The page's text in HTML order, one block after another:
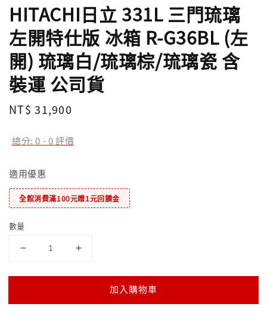
HITACHI日立 331L 三門琉璃
左開特仕版 冰箱 R-G36BL (左
開) 琉璃白/琉璃棕/琉璃瓷 含
裝運 公司貨
Regular
NT$ 31,900
總分:0 -0評價
適用優惠
全館消費滿100元贈1元回饋金
數量
加入購物車